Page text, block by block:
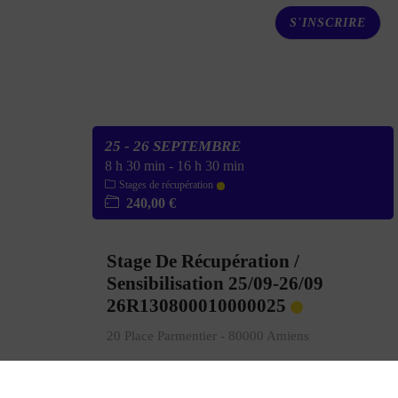
S'INSCRIRE
25 - 26 SEPTEMBRE
8 h 30 min - 16 h 30 min
Stages de récupération
240,00 €
Stage De Récupération /
Sensibilisation 25/09-26/09
26R130800010000025
20 Place Parmentier - 80000 Amiens